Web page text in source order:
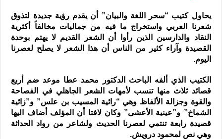
يحاول كتيب “سحر اللغة والبيان” أن يقدم رؤية جديدة لتذوق
شعرنا العربي واستخراج ما فيه من جماليات مخالفاً أكثرية
النقاد والدارسين الذين رأوا أن الشعر القديم لا يهتم بوحدة
القصيدة وآراء كثير من الناس أن هذا الشعر لا يصلح لعصرنا
اليوم.
الكتيب الذي ألفه الباحث الدكتور محمد عطا موعد ضم أربع
قصائد ثلاث منها تنسب لأمهات الشعر الجاهلي في الفصاحة
والقوة وجزالة الألفاظ وهي “رائية المسيب بن علس” و”زائية
الشماخ” و”عينية الأعشى” وكان لافتا أن المؤلف أضاف اليها
قصيدة رابعة تنتمي لعصرنا الحديث ولشاعر من رواد الحداثة
وهي نص لمحمود درويش.